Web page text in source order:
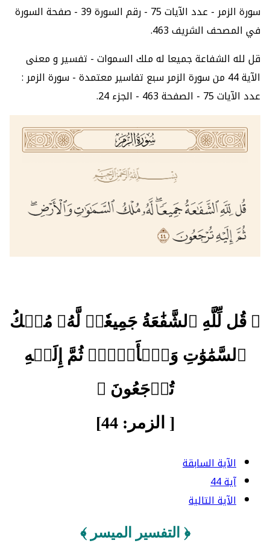
سورة الزمر - عدد الآيات 75 - رقم السورة 39 - صفحة السورة
في المصحف الشريف 463.
قل لله الشفاعة جميعا له ملك السموات - تفسير و معنى
الآية 44 من سورة الزمر سبع تفاسير معتمدة - سورة الزمر :
عدد الآيات 75 - الصفحة 463 - الجزء 24.
﴿ قُل لِّلَّهِ ٱلشَّفَٰعَةُ جَمِيعٗاۖ لَّهُۥ مُلۡكُ
ٱلسَّمَٰوَٰتِ وَٱلۡأَرۡضِۖ ثُمَّ إِلَيۡهِ
تُرۡجَعُونَ ﴾
[ الزمر: 44]
الآية السابقة
آية 44
الآية التالية
﴿ التفسير الميسر ﴾